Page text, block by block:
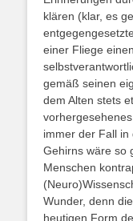
klären (klar, es
einer Fliege
gemäß seinen
dem Alten stets
immer der Fall
Gehirns wäre so
Menschen
Wunder, denn
heutigen Form